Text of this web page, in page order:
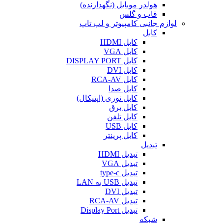
هولدر موبایل (نگهدارنده)
قاب و گلس
لوازم جانبی کامپیوتر و لپ تاپ
کابل
کابل HDMI
کابل VGA
کابل DISPLAY PORT
کابل DVI
کابل RCA-AV
کابل صدا
کابل نوری (اپتیکال)
کابل برق
کابل تلفن
کابل USB
کابل پرینتر
تبدیل
تبدیل HDMI
تبدیل VGA
تبدیل type-c
تبدیل USB به LAN
تبدیل DVI
تبدیل RCA-AV
تبدیل Display Port
شبکه